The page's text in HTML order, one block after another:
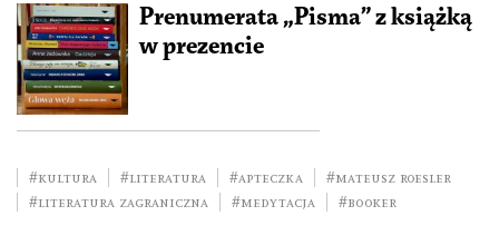
Prenumerata „Pisma” z książką
w prezencie
#kultura #literatura #Apteczka
#Mateusz Roesler
#literatura zagraniczna
#medytacja #Booker